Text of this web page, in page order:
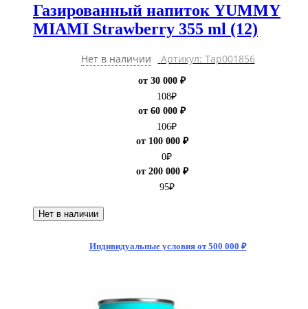
Газированный напиток YUMMY
MIAMI Strawberry 355 ml (12)
Нет в наличии Артикул: Тар001856
от 30 000 ₽
108₽
от 60 000 ₽
106₽
от 100 000 ₽
0₽
от 200 000 ₽
95₽
Нет в наличии
Индивидуальные условия от 500 000 ₽